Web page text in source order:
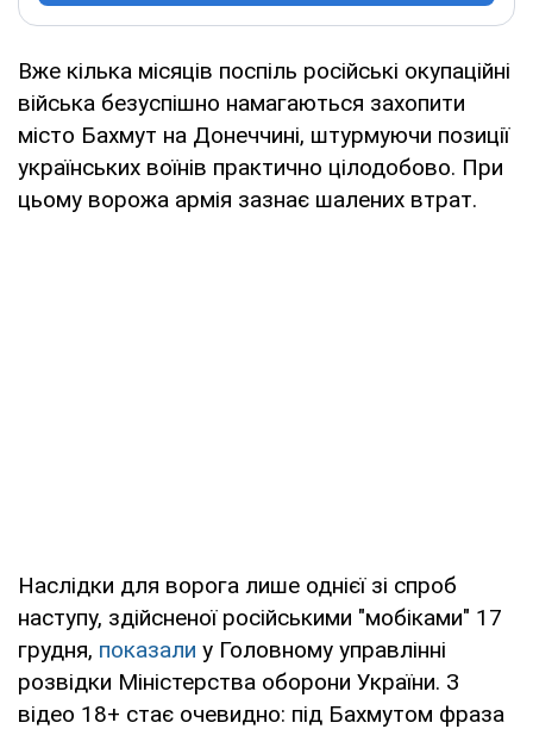
Вже кілька місяців поспіль російські окупаційні
війська безуспішно намагаються захопити
місто Бахмут на Донеччині, штурмуючи позиції
українських воїнів практично цілодобово. При
цьому ворожа армія зазнає шалених втрат.
Наслідки для ворога лише однієї зі спроб
наступу, здійсненої російськими "мобіками" 17
грудня, показали у Головному управлінні
розвідки Міністерства оборони України. З
відео 18+ стає очевидно: під Бахмутом фраза